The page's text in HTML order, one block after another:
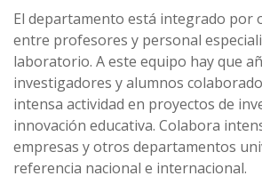
El departamento está integrado por
entre profesores y personal
laboratorio. A este equipo hay que
investigadores y alumnos
intensa actividad en proyectos de
innovación educativa. Colabora
empresas y otros departamentos
referencia nacional e internacional.